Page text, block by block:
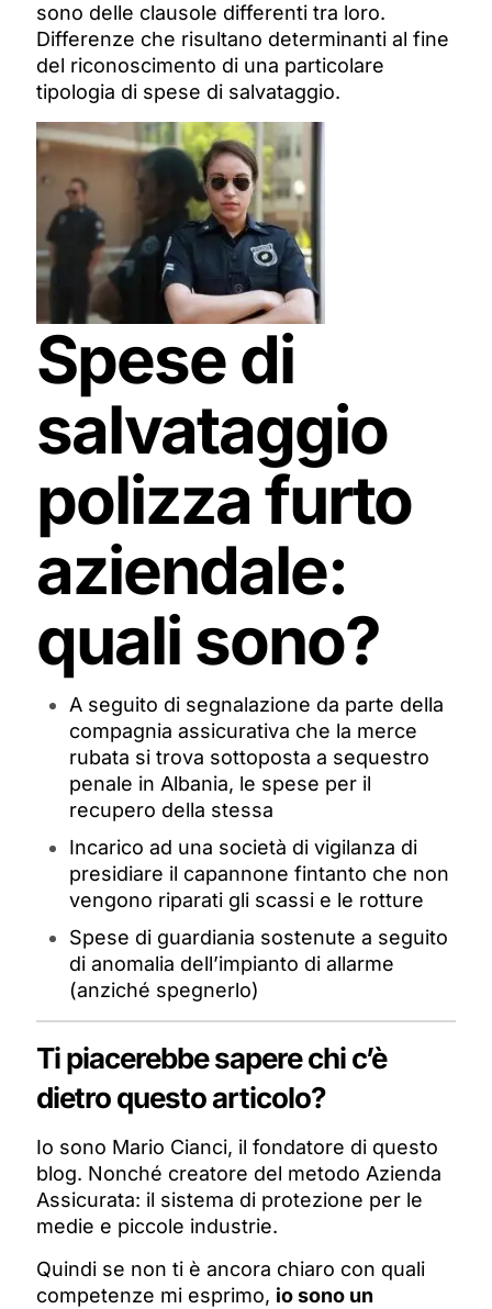
sono delle clausole differenti tra loro.
Differenze che risultano determinanti al fine
del riconoscimento di una particolare
tipologia di spese di salvataggio.
Spese di
salvataggio
polizza furto
aziendale:
quali sono?
A seguito di segnalazione da parte della
compagnia assicurativa che la merce
rubata si trova sottoposta a sequestro
penale in Albania, le spese per il
recupero della stessa
Incarico ad una società di vigilanza di
presidiare il capannone fintanto che non
vengono riparati gli scassi e le rotture
Spese di guardiania sostenute a seguito
di anomalia dell’impianto di allarme
(anziché spegnerlo)
Ti piacerebbe sapere chi c’è
dietro questo articolo?
Io sono Mario Cianci, il fondatore di questo
blog. Nonché creatore del metodo Azienda
Assicurata: il sistema di protezione per le
medie e piccole industrie.
Quindi se non ti è ancora chiaro con quali
competenze mi esprimo, io sono un